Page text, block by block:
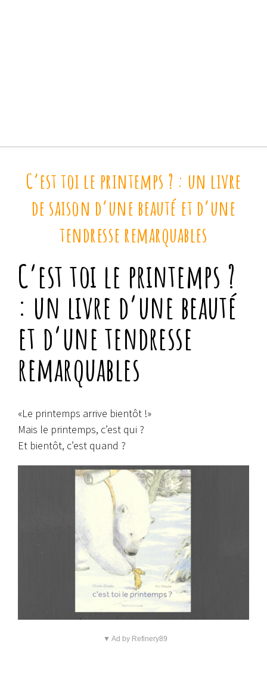
C’est toi le printemps ? : un livre
de saison d’une beauté et d’une
tendresse remarquables
C’est toi le printemps ?
: un livre d’une beauté
et d’une tendresse
remarquables
«Le printemps arrive bientôt !»
Mais le printemps, c’est qui ?
Et bientôt, c’est quand ?
▼ Ad by Refinery89